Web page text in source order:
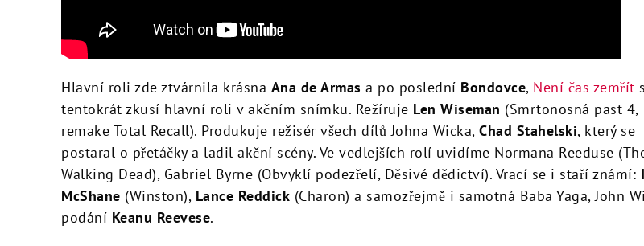
Hlavní roli zde ztvárnila krásna Ana de Armas a po poslední Bondovce, Není čas zemřít
tentokrát zkusí hlavní roli v akčním snímku. Režíruje Len Wiseman (Smrtonosná past 4,
remake Total Recall). Produkuje režisér všech dílů Johna Wicka, Chad Stahelski, který se
postaral o přetáčky a ladil akční scény. Ve vedlejších rolí uvidíme Normana Reeduse
Walking Dead), Gabriel Byrne (Obvyklí podezřelí, Děsivé dědictví). Vrací se i staří známí:
McShane (Winston), Lance Reddick (Charon) a samozřejmě i samotná Baba Yaga, John
podání Keanu Reevese.